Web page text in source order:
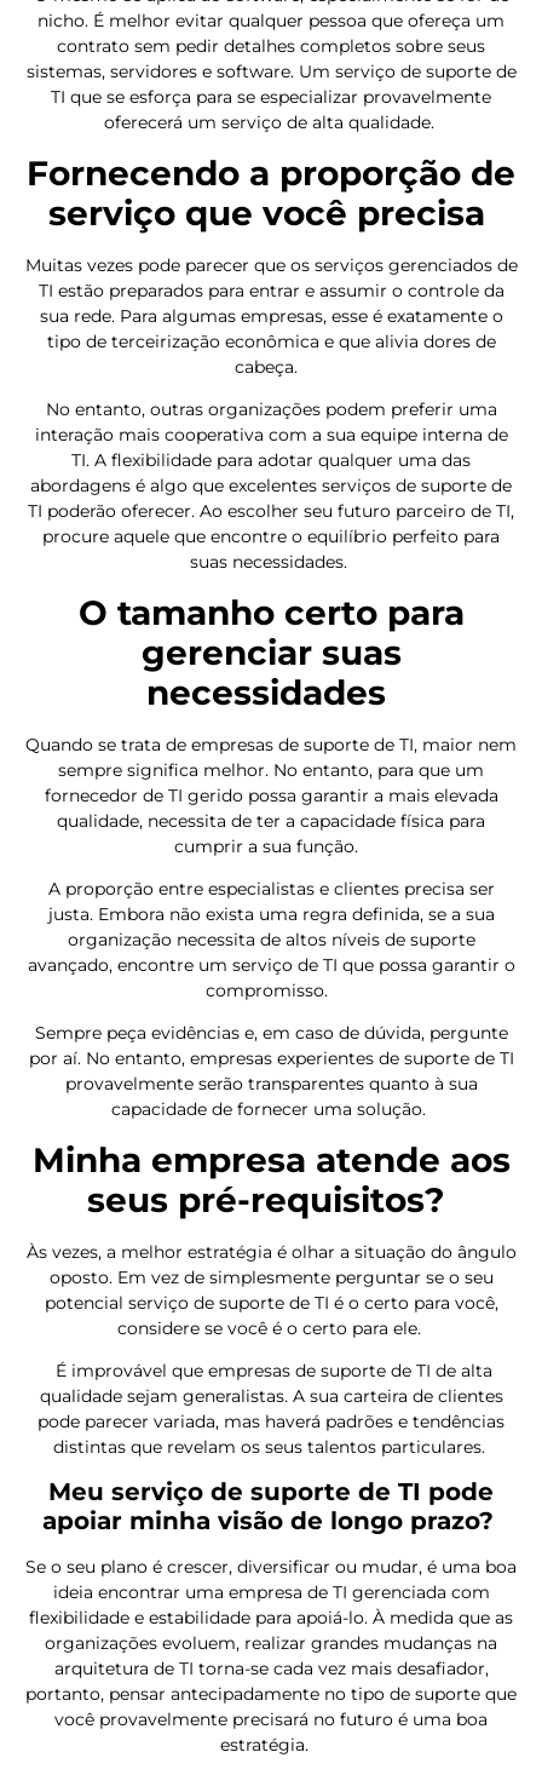
nicho. É melhor evitar qualquer pessoa que ofereça um
contrato sem pedir detalhes completos sobre seus
sistemas, servidores e software. Um serviço de suporte de
TI que se esforça para se especializar provavelmente
oferecerá um serviço de alta qualidade.
Fornecendo a proporção de
serviço que você precisa
Muitas vezes pode parecer que os serviços gerenciados de
TI estão preparados para entrar e assumir o controle da
sua rede. Para algumas empresas, esse é exatamente o
tipo de terceirização econômica e que alivia dores de
cabeça.
No entanto, outras organizações podem preferir uma
interação mais cooperativa com a sua equipe interna de
TI. A flexibilidade para adotar qualquer uma das
abordagens é algo que excelentes serviços de suporte de
TI poderão oferecer. Ao escolher seu futuro parceiro de TI,
procure aquele que encontre o equilíbrio perfeito para
suas necessidades.
O tamanho certo para
gerenciar suas
necessidades
Quando se trata de empresas de suporte de TI, maior nem
sempre significa melhor. No entanto, para que um
fornecedor de TI gerido possa garantir a mais elevada
qualidade, necessita de ter a capacidade física para
cumprir a sua função.
A proporção entre especialistas e clientes precisa ser
justa. Embora não exista uma regra definida, se a sua
organização necessita de altos níveis de suporte
avançado, encontre um serviço de TI que possa garantir o
compromisso.
Sempre peça evidências e, em caso de dúvida, pergunte
por aí. No entanto, empresas experientes de suporte de TI
provavelmente serão transparentes quanto à sua
capacidade de fornecer uma solução.
Minha empresa atende aos
seus pré-requisitos?
Às vezes, a melhor estratégia é olhar a situação do ângulo
oposto. Em vez de simplesmente perguntar se o seu
potencial serviço de suporte de TI é o certo para você,
considere se você é o certo para ele.
É improvável que empresas de suporte de TI de alta
qualidade sejam generalistas. A sua carteira de clientes
pode parecer variada, mas haverá padrões e tendências
distintas que revelam os seus talentos particulares.
Meu serviço de suporte de TI pode
apoiar minha visão de longo prazo?
Se o seu plano é crescer, diversificar ou mudar, é uma boa
ideia encontrar uma empresa de TI gerenciada com
flexibilidade e estabilidade para apoiá-lo. À medida que as
organizações evoluem, realizar grandes mudanças na
arquitetura de TI torna-se cada vez mais desafiador,
portanto, pensar antecipadamente no tipo de suporte que
você provavelmente precisará no futuro é uma boa
estratégia.